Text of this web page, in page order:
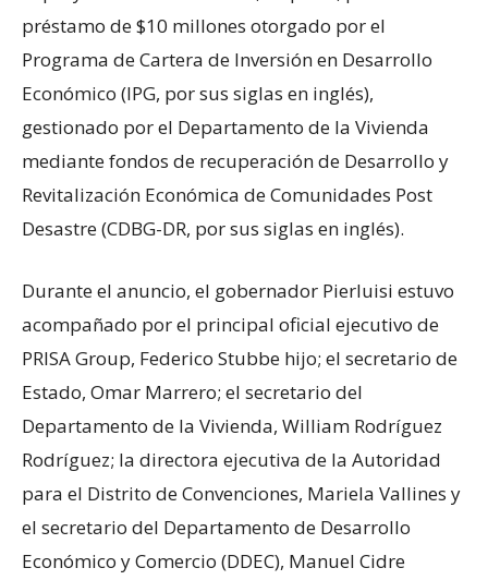
préstamo de $10 millones otorgado por el
Programa de Cartera de Inversión en Desarrollo
Económico (IPG, por sus siglas en inglés),
gestionado por el Departamento de la Vivienda
mediante fondos de recuperación de Desarrollo y
Revitalización Económica de Comunidades Post
Desastre (CDBG-DR, por sus siglas en inglés).
Durante el anuncio, el gobernador Pierluisi estuvo
acompañado por el principal oficial ejecutivo de
PRISA Group, Federico Stubbe hijo; el secretario de
Estado, Omar Marrero; el secretario del
Departamento de la Vivienda, William Rodríguez
Rodríguez; la directora ejecutiva de la Autoridad
para el Distrito de Convenciones, Mariela Vallines y
el secretario del Departamento de Desarrollo
Económico y Comercio (DDEC), Manuel Cidre